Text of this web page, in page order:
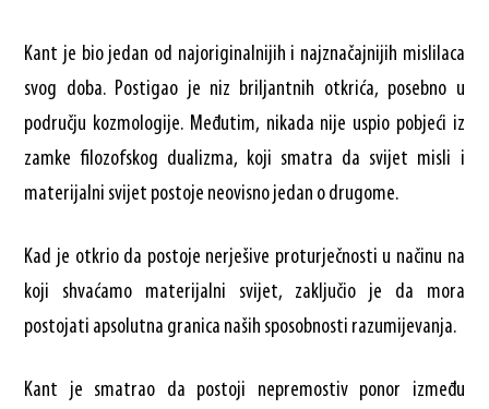
Kant je bio jedan od najoriginalnijih i najznačajnijih mislilaca
svog doba. Postigao je niz briljantnih otkrića, posebno u
području kozmologije. Međutim, nikada nije uspio pobjeći iz
zamke filozofskog dualizma, koji smatra da svijet misli i
materijalni svijet postoje neovisno jedan o drugome.
Kad je otkrio da postoje nerješive proturječnosti u načinu na
koji shvaćamo materijalni svijet, zaključio je da mora
postojati apsolutna granica naših sposobnosti razumijevanja.
Kant je smatrao da postoji nepremostiv ponor između